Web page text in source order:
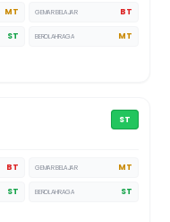
MT GEMAR BELAJAR BT
ST BEROLAHRAGA MT
ST
BT GEMAR BELAJAR MT
ST BEROLAHRAGA ST